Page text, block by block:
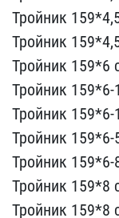
Тройник​
Тройник
Тройн​ик 159*6
Тройник
Т​ройник
Тройник
Трой​ник
Тройник 159*8
Тройник 15​9*8